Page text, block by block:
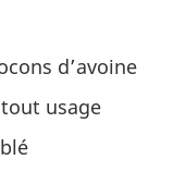
d’avoine
usage